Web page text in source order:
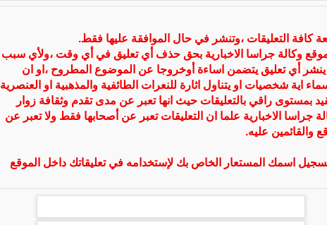
كافة التعليقات ،وتنشر في حال الموافقة عليها فقط.
وكالة جراسا الاخبارية بحق حذف أي تعليق في أي وقت ،ولأي سبب
أي تعليق يتضمن اساءة أوخروجا عن الموضوع المطروح ،او ان
اية شخصيات او يتناول اثارة للنعرات الطائفية والمذهبية او العنصرية
بمستوى راقي بالتعليقات حيث انها تعبر عن مدى تقدم وثقافة زوار
جراسا الاخبارية علما ان التعليقات تعبر عن أصحابها فقط ولا تعبر عن
والقائمين عليه.
اسمك المستعار الخاص بك لإستخدامه في تعليقاتك داخل الموقع